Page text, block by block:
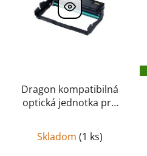
Dragon kompatibilná
optická jednotka pre
(Imaging Unit)
Skladom (1 ks)